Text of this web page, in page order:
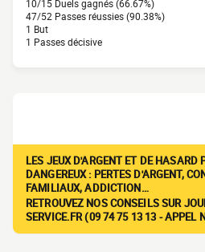
10/15 Duels gagnés (66.67%)
47/52 Passes réussies (90.38%)
1 But
1 Passes décisive
LES JEUX D'ARGENT ET DE HASARD
DANGEREUX : PERTES D'ARGENT,
FAMILIAUX, ADDICTION…
RETROUVEZ NOS CONSEILS SUR
SERVICE.FR (09 74 75 13 13 - APPEL